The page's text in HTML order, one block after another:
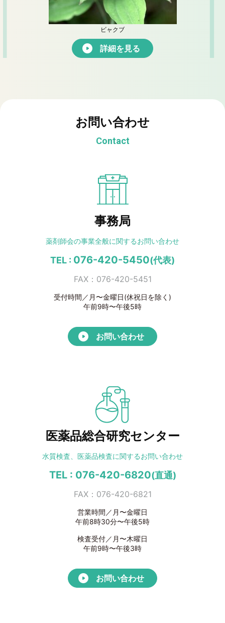
ビャクブ
詳細を見る
お問い合わせ
Contact
事務局
薬剤師会の事業全般に関するお問い合わせ
TEL : 076-420-5450(代表)
FAX：076-420-5451
受付時間／月〜金曜日(休祝日を除く)
午前9時〜午後5時
お問い合わせ
医薬品総合研究センター
水質検査、医薬品検査に関するお問い合わせ
TEL : 076-420-6820(直通)
FAX：076-420-6821
営業時間／月〜金曜日
午前8時30分〜午後5時
検査受付／月〜木曜日
午前9時〜午後3時
お問い合わせ